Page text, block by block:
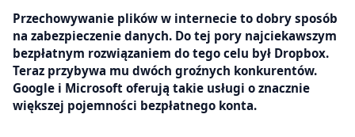
Przechowywanie plików w internecie to dobry sposób
na zabezpieczenie danych. Do tej pory najciekawszym
bezpłatnym rozwiązaniem do tego celu był Dropbox.
Teraz przybywa mu dwóch groźnych konkurentów.
Google i Microsoft oferują takie usługi o znacznie
większej pojemności bezpłatnego konta.